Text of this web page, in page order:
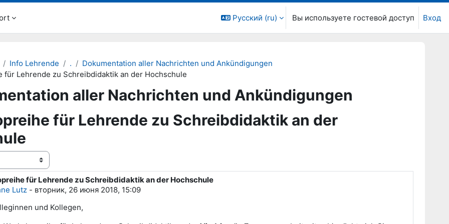
Русский ‎(ru)‎ Вы используете гостевой доступ Вход
Info Lehrende .
Dokumentation aller Nachrichten und Ankündigungen
für Lehrende zu Schreibdidaktik an der Hochschule
aller Nachrichten und Ankündigungen
für Lehrende zu Schreibdidaktik an der
für Lehrende zu Schreibdidaktik an der Hochschule
Lutz - вторник, 26 июня 2018, 15:09
ответов: 0
und Kollegen,